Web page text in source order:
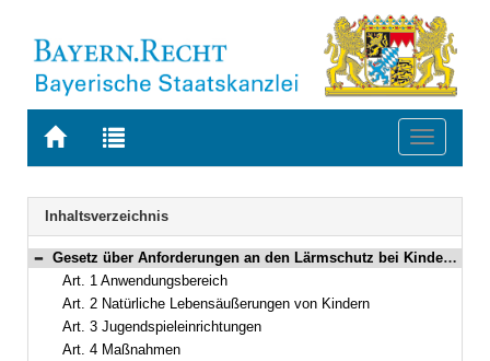
Zur
BAYERN.RECHT
Zur
letzten
Suche
Toggle
Navigation
Inhaltsverzeichnis
Bereich reduzieren
Gesetz über Anforderungen an den Lärmschutz bei Kinder- und Jugendspieleinrichtungen (KJG) Vom 20. Juli 2011 (GVBl. S. 304) BayRS 2129-1-9-U (Art. 1–8)
Art. 1 Anwendungsbereich
Art. 2 Natürliche Lebensäußerungen von Kindern
Art. 3 Jugendspieleinrichtungen
Art. 4 Maßnahmen